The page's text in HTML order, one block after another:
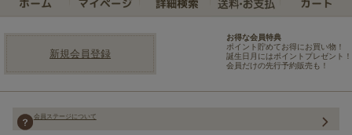
新規会員登録
お得な会員特典
ポイント貯めてお得にお買い物！
誕生日月にはポイントプレゼント！
会員だけの先行予約販売も！
会員ステージについて